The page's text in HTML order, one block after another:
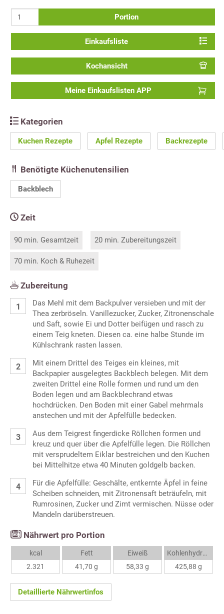
Portion
Einkaufsliste
Kochansicht
Meine Einkaufslisten APP
Kategorien
Kuchen Rezepte Apfel Rezepte Backrezepte
Benötigte Küchenutensilien
Backblech
Zeit
90 min. Gesamtzeit 20 min. Zubereitungszeit
70 min. Koch & Ruhezeit
Zubereitung
Das Mehl mit dem Backpulver versieben und mit der
Thea zerbröseln. Vanillezucker, Zucker, Zitronenschale
und Saft, sowie Ei und Dotter beifügen und rasch zu
einem Teig kneten. Diesen ca. eine halbe Stunde im
Kühlschrank rasten lassen.
Mit einem Drittel des Teiges ein kleines, mit
Backpapier ausgelegtes Backblech belegen. Mit dem
zweiten Drittel eine Rolle formen und rund um den
Boden legen und am Backblechrand etwas
hochdrücken. Den Boden mit einer Gabel mehrmals
anstechen und mit der Apfelfülle bedecken.
Aus dem Teigrest fingerdicke Röllchen formen und
kreuz und quer über die Apfelfülle legen. Die Röllchen
mit versprudeltem Eiklar bestreichen und den Kuchen
bei Mittelhitze etwa 40 Minuten goldgelb backen.
Für die Apfelfülle: Geschälte, entkernte Äpfel in feine
Scheiben schneiden, mit Zitronensaft beträufeln, mit
Rumrosinen, Zucker und Zimt vermischen. Nüsse oder
Mandeln darüberstreuen.
Nährwert pro Portion
kcal
2.321
Fett
41,70 g
Eiweiß
58,33 g
Kohlenhydrate
425,88 g
Detaillierte Nährwertinfos